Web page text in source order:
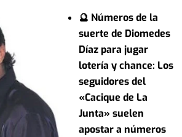
🔮 Números de la
suerte de Diomedes
Díaz para jugar
lotería y chance: Los
seguidores del
«Cacique de La
Junta» suelen
apostar a números